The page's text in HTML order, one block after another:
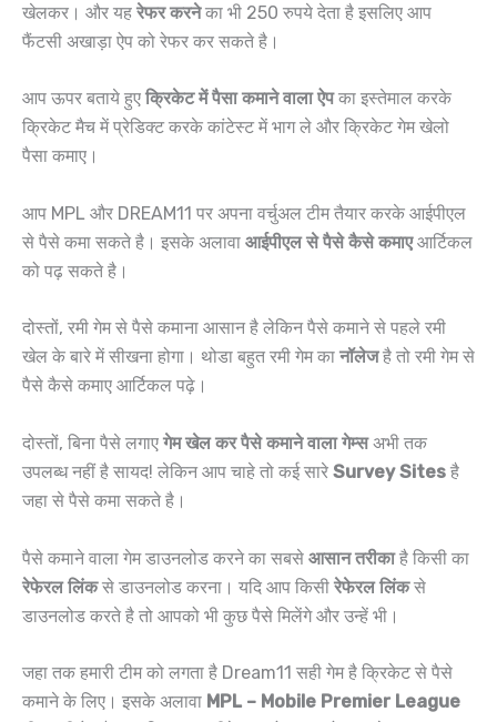
खेलकर। और यह रेफर करनेका भी 250 रुपये देता है इसलिए आप
फैंटसी अखाड़ा ऐप को रेफर कर सकते है।
आप ऊपर बताये हुए क्रिकेट में पैसा कमाने वाला ऐपका इस्तेमाल करके
क्रिकेट मैच में प्रेडिक्ट करके कांटेस्ट में भाग ले और क्रिकेट गेम खेलो
पैसा कमाए।
आप MPL और DREAM11 पर अपना वर्चुअल टीम तैयार करके आईपीएल
से पैसे कमा सकते है। इसके अलावा आईपीएल से पैसे कैसे कमाएआर्टिकल
को पढ़ सकते है।
दोस्तों, रमी गेम से पैसे कमाना आसान है लेकिन पैसे कमाने से पहले रमी
खेल के बारे में सीखना होगा। थोडा बहुत रमी गेम का नॉलेजहै तो रमी गेम से
पैसे कैसे कमाए आर्टिकल पढ़े।
दोस्तों, बिना पैसे लगाए गेम खेल कर पैसे कमाने वाला गेम्सअभी तक
उपलब्ध नहीं है सायद! लेकिन आप चाहे तो कई सारे Survey Sites है
जहा से पैसे कमा सकते है।
पैसे कमाने वाला गेम डाउनलोड करने का सबसे आसान तरीकाहै किसी का
रेफेरल लिंकसे डाउनलोड करना। यदि आप किसी रेफेरल लिंकसे
डाउनलोड करते है तो आपको भी कुछ पैसे मिलेंगे और उन्हें भी।
जहा तक हमारी टीम को लगता है Dream11 सही गेम है क्रिकेट से पैसे
कमाने के लिए। इसके अलावा MPL – Mobile Premier League